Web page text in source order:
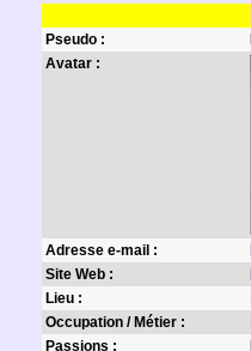
Pseudo :
Avatar :
Adresse e-mail :
Site Web :
Lieu :
Occupation / Métier :
Passions :